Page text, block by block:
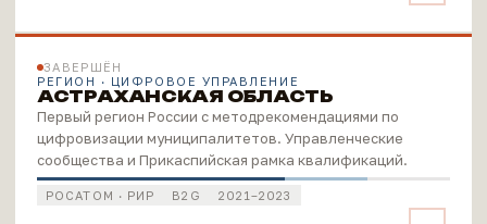
ЗАВЕРШЁН
РЕГИОН · ЦИФРОВОЕ УПРАВЛЕНИЕ
АСТРАХАНСКАЯ ОБЛАСТЬ
Первый регион России с методрекомендациями по
цифровизации муниципалитетов. Управленческие
сообщества и Прикаспийская рамка квалификаций.
РОСАТОМ · РИР B2G 2021–2023